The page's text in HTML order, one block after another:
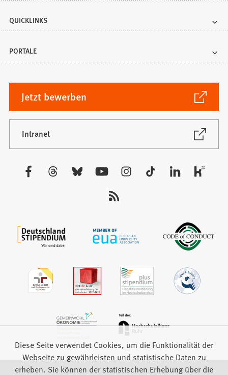
QUICKLINKS
PORTALE
Jetzt bewerben
(Öffnet
in
einem
neuen
Tab)
Intranet
(Öffnet
neuen
Besuchen
Diese Seite verwendet Cookies, um die Funktionalität der
Webseite zu gewährleisten und statistische Daten zu
erheben. Sie können der statistischen Erhebung über die